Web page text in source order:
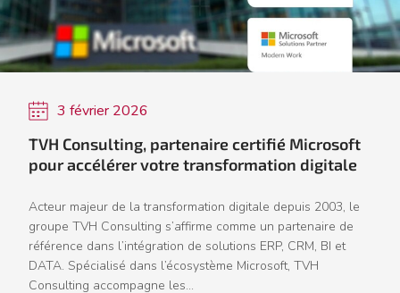
3 février 2026
TVH Consulting, partenaire certifié Microsoft
pour accélérer votre transformation digitale
Acteur majeur de la transformation digitale depuis 2003, le
groupe TVH Consulting s’affirme comme un partenaire de
référence dans l’intégration de solutions ERP, CRM, BI et
DATA. Spécialisé dans l’écosystème Microsoft, TVH
Consulting accompagne les...